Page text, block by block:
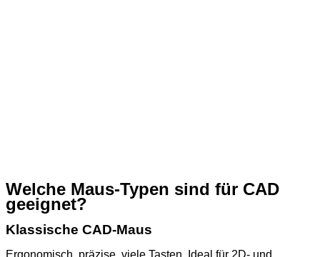
Welche Maus‑Typen sind für CAD
geeignet?
Klassische CAD‑Maus
Ergonomisch, präzise, viele Tasten. Ideal für 2D‑ und